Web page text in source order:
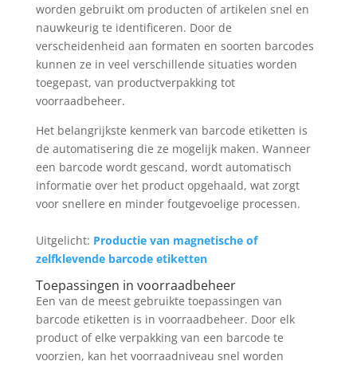
worden gebruikt om producten of artikelen snel en
nauwkeurig te identificeren. Door de
verscheidenheid aan formaten en soorten barcodes
kunnen ze in veel verschillende situaties worden
toegepast, van productverpakking tot
voorraadbeheer.
Het belangrijkste kenmerk van barcode etiketten is
de automatisering die ze mogelijk maken. Wanneer
een barcode wordt gescand, wordt automatisch
informatie over het product opgehaald, wat zorgt
voor snellere en minder foutgevoelige processen.
Uitgelicht: Productie van magnetische of
zelfklevende barcode etiketten
Toepassingen in voorraadbeheer
Een van de meest gebruikte toepassingen van
barcode etiketten is in voorraadbeheer. Door elk
product of elke verpakking van een barcode te
voorzien, kan het voorraadniveau snel worden